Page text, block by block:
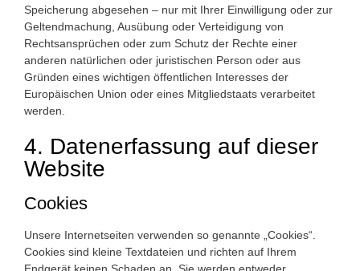
Speicherung abgesehen – nur mit Ihrer Einwilligung oder zur
Geltendmachung, Ausübung oder Verteidigung von
Rechtsansprüchen oder zum Schutz der Rechte einer
anderen natürlichen oder juristischen Person oder aus
Gründen eines wichtigen öffentlichen Interesses der
Europäischen Union oder eines Mitgliedstaats verarbeitet
werden.
4. Datenerfassung auf dieser
Website
Cookies
Unsere Internetseiten verwenden so genannte „Cookies“.
Cookies sind kleine Textdateien und richten auf Ihrem
Endgerät keinen Schaden an. Sie werden entweder